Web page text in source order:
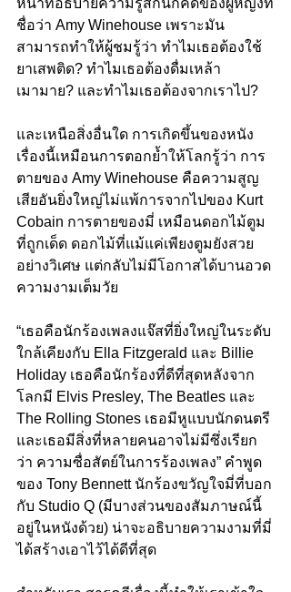
ชื่อว่า Amy Winehouse เพราะมัน
สามารถทำให้ผู้ชมรู้ว่า ทำไมเธอต้องใช้
ยาเสพติด? ทำไมเธอต้องดื่มเหล้า
เมามาย? และทำไมเธอต้องจากเราไป?
และเหนือสิ่งอื่นใด การเกิดขึ้นของหนัง
เรื่องนี้เหมือนการตอกย้ำให้โลกรู้ว่า การ
ตายของ Amy Winehouse คือความสูญ
เสียอันยิ่งใหญ่ไม่แพ้การจากไปของ Kurt
Cobain การตายของมี่ เหมือนดอกไม้ตูม
ที่ถูกเด็ด ดอกไม้ที่แม้แค่เพียงตูมยังสวย
อย่างวิเศษ แต่กลับไม่มีโอกาสได้บานอวด
ความงามเต็มวัย
“เธอคือนักร้องเพลงแจ๊สที่ยิ่งใหญ่ในระดับ
ใกล้เคียงกับ Ella Fitzgerald และ Billie
Holiday เธอคือนักร้องที่ดีที่สุดหลังจาก
โลกมี Elvis Presley, The Beatles และ
The Rolling Stones เธอมีหูแบบนักดนตรี
และเธอมีสิ่งที่หลายคนอาจไม่มีซึ่งเรียก
ว่า ความซื่อสัตย์ในการร้องเพลง” คำพูด
ของ Tony Bennett นักร้องขวัญใจมี่ที่บอก
กับ Studio Q (มีบางส่วนของสัมภาษณ์นี้
อยู่ในหนังด้วย) น่าจะอธิบายความงามที่มี่
ได้สร้างเอาไว้ได้ดีที่สุด